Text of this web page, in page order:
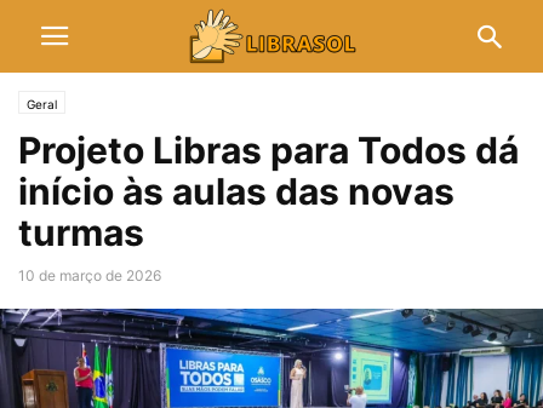
Geral
Projeto Libras para Todos dá
início às aulas das novas
turmas
10 de março de 2026